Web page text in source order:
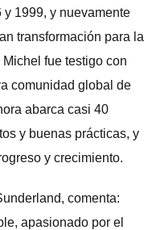
1999, y nuevamente
transformación para la
fue testigo con
comunidad global de
abarca casi 40
y buenas prácticas, y
y crecimiento.
comenta:
apasionado por el